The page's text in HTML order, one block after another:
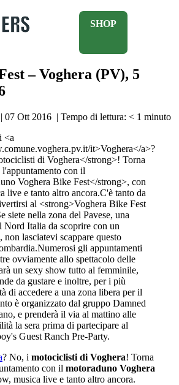
SHOP
– Voghera (PV), 5
| 07 Ott 2016 | Tempo di lettura: < 1 minuto
? No, i motociclisti di Voghera! Torna
con il motoraduno Voghera
musica live e tanto altro ancora.